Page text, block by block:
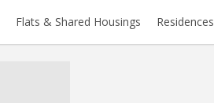
Flats & Shared Housings Residences